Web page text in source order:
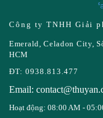
Công ty TNHH Giải
Emerald, Celadon City,
HCM
ĐT: 0938.813.477
Email:
Hoạt động: 08:00 AM -